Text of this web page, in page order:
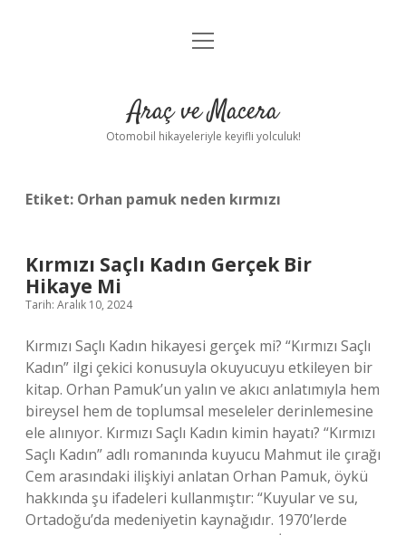
Anasayfa
Yasal Uyarı
menüyü
Araç ve Macera
Otomobil hikayeleriyle keyifli yolculuk!
Etiket: Orhan pamuk neden kırmızı
Kırmızı Saçlı Kadın Gerçek Bir
Hikaye Mi
Tarih: Aralık 10, 2024
Kırmızı Saçlı Kadın hikayesi gerçek mi? “Kırmızı Saçlı
Kadın” ilgi çekici konusuyla okuyucuyu etkileyen bir
kitap. Orhan Pamuk’un yalın ve akıcı anlatımıyla hem
bireysel hem de toplumsal meseleler derinlemesine
ele alınıyor. Kırmızı Saçlı Kadın kimin hayatı? “Kırmızı
Saçlı Kadın” adlı romanında kuyucu Mahmut ile çırağı
Cem arasındaki ilişkiyi anlatan Orhan Pamuk, öykü
hakkında şu ifadeleri kullanmıştır: “Kuyular ve su,
Ortadoğu’da medeniyetin kaynağıdır. 1970’lerde